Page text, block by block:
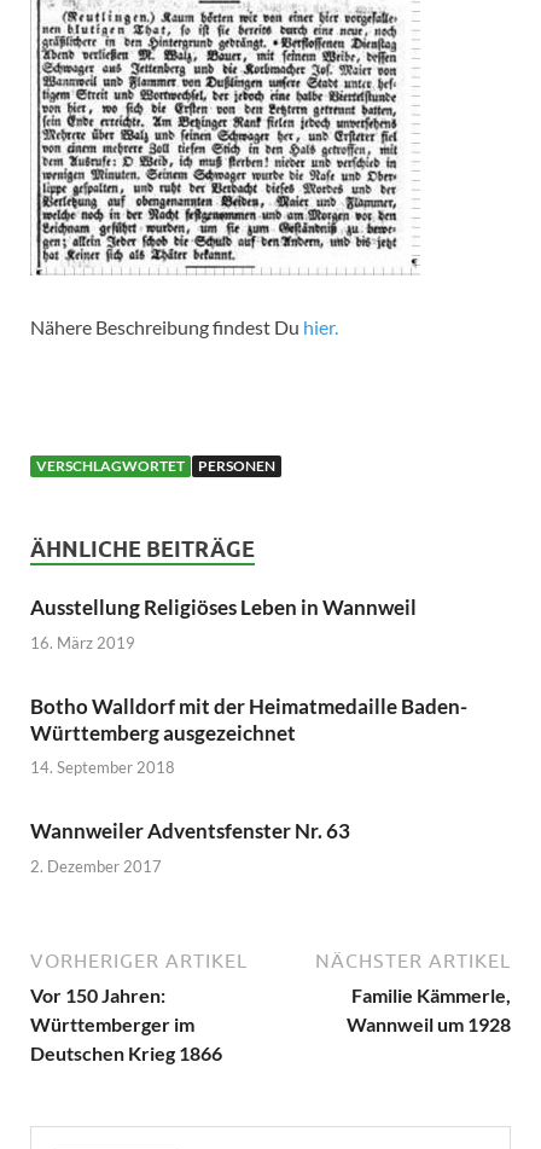
Nähere Beschreibung findest Du hier.
VERSCHLAGWORTET PERSONEN
ÄHNLICHE BEITRÄGE
Ausstellung Religiöses Leben in Wannweil
16. März 2019
Botho Walldorf mit der Heimatmedaille Baden-
Württemberg ausgezeichnet
14. September 2018
Wannweiler Adventsfenster Nr. 63
2. Dezember 2017
VORHERIGER ARTIKEL
Vor 150 Jahren:
Württemberger im
Deutschen Krieg 1866
NÄCHSTER ARTIKEL
Familie Kämmerle,
Wannweil um 1928